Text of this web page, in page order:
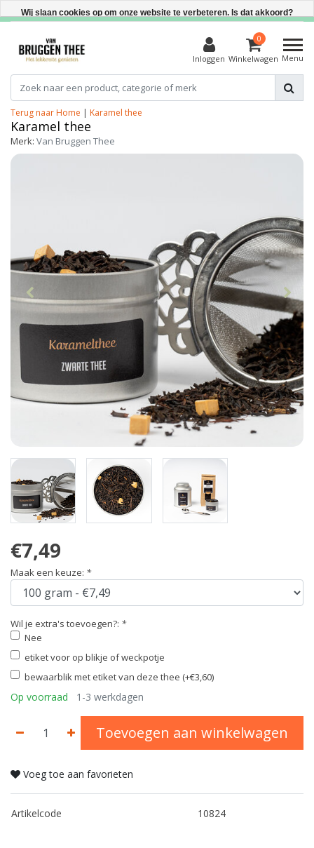
Direct uit voorraad leverbaar
Inloggen
0
Winkelwagen Menu
Terug naar Home | Karamel thee
Karamel thee
Merk: Van Bruggen Thee
€7,49
Maak een keuze: *
Wil je extra's toevoegen?: *
Nee
etiket voor op blikje of weckpotje
bewaarblik met etiket van deze thee (+€3,60)
Op voorraad 1-3 werkdagen
Toevoegen aan winkelwagen
Voeg toe aan favorieten
Artikelcode 10824
Wij slaan cookies op om onze website te verbeteren. Is dat akkoord?
Meer over cookies »